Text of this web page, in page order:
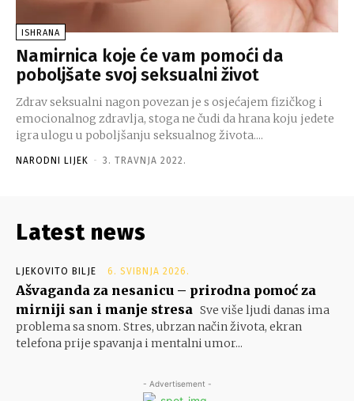
ISHRANA
Namirnica koje će vam pomoći da
poboljšate svoj seksualni život
Zdrav seksualni nagon povezan je s osjećajem fizičkog i
emocionalnog zdravlja, stoga ne čudi da hrana koju jedete
igra ulogu u poboljšanju seksualnog života....
NARODNI LIJEK - 3. TRAVNJA 2022.
Latest news
LJEKOVITO BILJE 6. SVIBNJA 2026.
Ašvaganda za nesanicu – prirodna pomoć za
mirniji san i manje stresa Sve više ljudi danas ima
problema sa snom. Stres, ubrzan način života, ekran
telefona prije spavanja i mentalni umor...
- Advertisement -